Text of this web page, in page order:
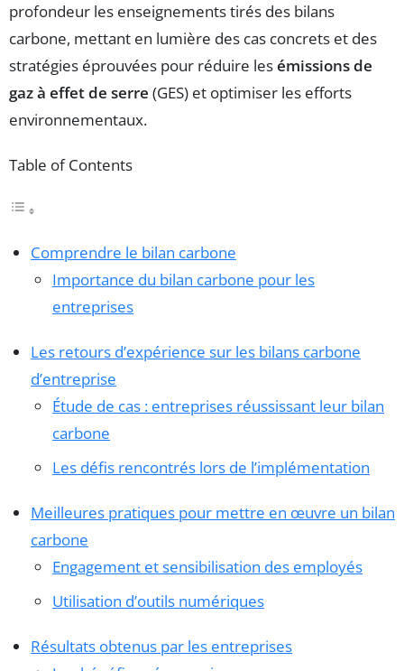
profondeur les enseignements tirés des bilans
carbone, mettant en lumière des cas concrets et des
stratégies éprouvées pour réduire lesémissions de
gaz à effet de serre (GES) et optimiser les efforts
environnementaux.
Table of Contents
Comprendre le bilan carbone
Importance du bilan carbone pour les
entreprises
Les retours d’expérience sur les bilans carbone
d’entreprise
Étude de cas : entreprises réussissant leur bilan
carbone
Les défis rencontrés lors de l’implémentation
Meilleures pratiques pour mettre en œuvre un bilan
carbone
Engagement et sensibilisation des employés
Utilisation d’outils numériques
Résultats obtenus par les entreprises